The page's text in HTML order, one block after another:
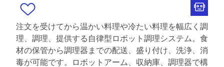
注文を受けてから温かい料理や冷たい料理を幅広く調
理、調理、提供する自律型ロボット調理システム。食
材の保管から調理器までの配送、盛り付け、洗浄、消
毒が可能です。ロボットアーム、収納庫、調理器で構